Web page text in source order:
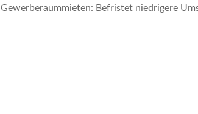
Gewerberaummieten: Befristet niedrigere